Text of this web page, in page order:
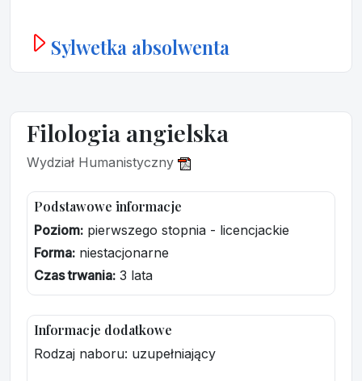
Sylwetka absolwenta
Filologia angielska
Wydział Humanistyczny
Podstawowe informacje
Poziom: pierwszego stopnia - licencjackie
Forma: niestacjonarne
Czas trwania: 3 lata
Informacje dodatkowe
Rodzaj naboru: uzupełniający